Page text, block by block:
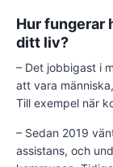
Hur fungerar
ditt liv?
– Det jobbigast i
att vara
Till exempel när
– Sedan 2019
assistans, och